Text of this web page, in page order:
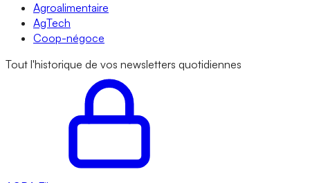
Agroalimentaire
AgTech
Coop-négoce
Tout l'historique de vos newsletters quotidiennes